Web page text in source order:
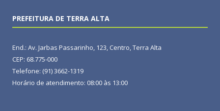
PREFEITURA DE TERRA ALTA
End.: Av. Jarbas Passarinho, 123, Centro, Terra Alta
CEP: 68.775-000
Telefone: (91) 3662-1319
Horário de atendimento: 08:00 às 13:00